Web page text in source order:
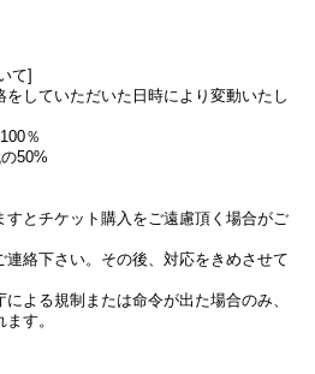
て]
していただいた日時により変動いたし
％
50%
すとチケット購入をご遠慮頂く場合がご
連絡下さい。その後、対応をきめさせて
よる規制または命令が出た場合のみ、
す。